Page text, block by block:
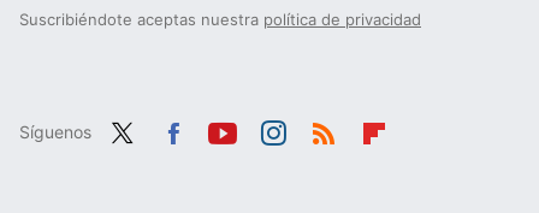
Suscribiéndote aceptas nuestra política de privacidad
Síguenos